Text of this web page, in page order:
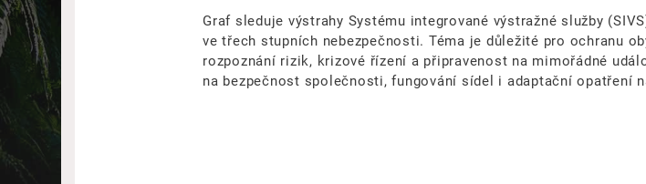
Graf sleduje výstrahy Systému integrované výstražné služby
ve třech stupních nebezpečnosti. Téma je důležité pro ochranu
rozpoznání rizik, krizové řízení a připravenost na mimořádné
na bezpečnost společnosti, fungování sídel i adaptační opatření